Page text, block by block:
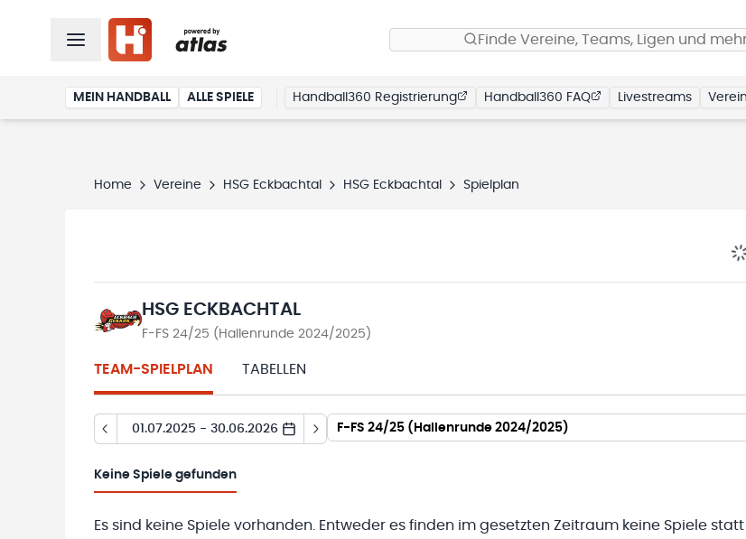
Finde Vereine, Teams, Ligen und
MEIN HANDBALL ALLE SPIELE Handball360 Registrierung Handball360 FAQ Livestreams
Home Vereine HSG Eckbachtal HSG Eckbachtal Spielplan
HSG ECKBACHTAL
F-FS 24/25 (Hallenrunde 2024/2025)
TEAM-SPIELPLAN TABELLEN
01.07.2025 - 30.06.2026 F-FS 24/25 (Hallenrunde 2024/2025)
Keine Spiele gefunden
Es sind keine Spiele vorhanden. Entweder es finden im gesetzten Zeitraum keine Spiele